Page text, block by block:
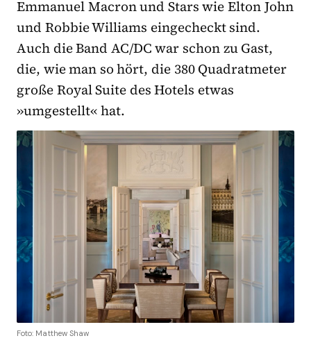
Emmanuel Macron und Stars wie Elton John
und Robbie Williams eingecheckt sind.
Auch die Band AC/DC war schon zu Gast,
die, wie man so hört, die 380 Quadratmeter
große Royal Suite des Hotels etwas
»umgestellt« hat.
Foto: Matthew Shaw